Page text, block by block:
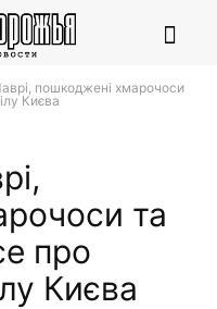
пошкоджені хмарочоси
Києва
та
про
Києва